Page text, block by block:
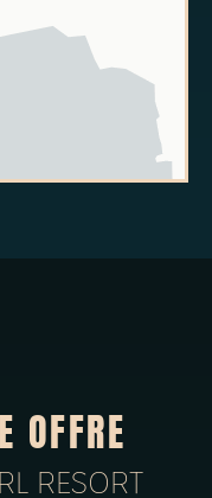
OFFRE
RESORT